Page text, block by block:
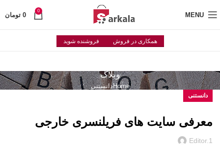
MENU
0
0 تومان
همکاری در فروش فروشنده شوید
وبلاگ
Homeدانستنی
دانستنی
معرفی سایت های فریلنسری خارجی
Editor.1